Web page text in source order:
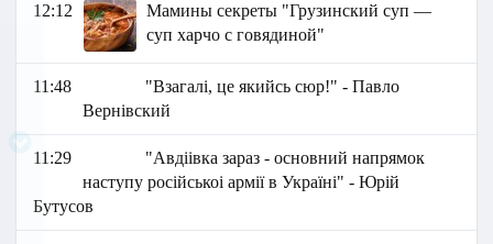
12:12
Мамины секреты "Грузинский суп —
суп харчо с говядиной"
11:48
"Взагалі, це якийсь сюр!" - Павло
Вернівский
11:29
"Авдіівка зараз - основний напрямок
наступу російськоі армії в Україні" - Юрій
Бутусов